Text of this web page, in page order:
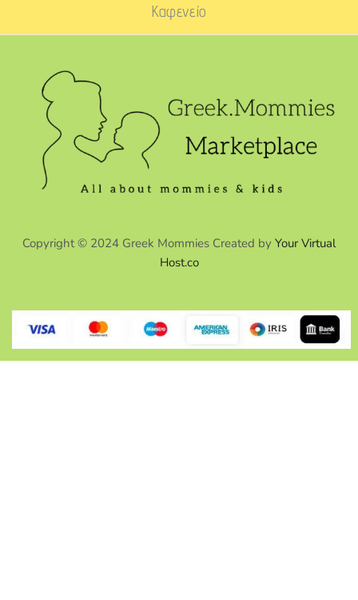
Καφενείο
Copyright © 2024 Greek Mommies Created by Your Virtual
Host.co